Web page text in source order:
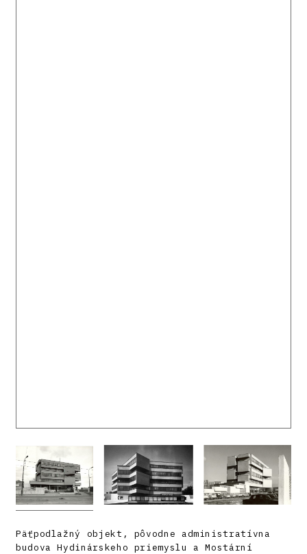
Päťpodlažný objekt, pôvodne administratívna
budova Hydinárskeho priemyslu a Mostární